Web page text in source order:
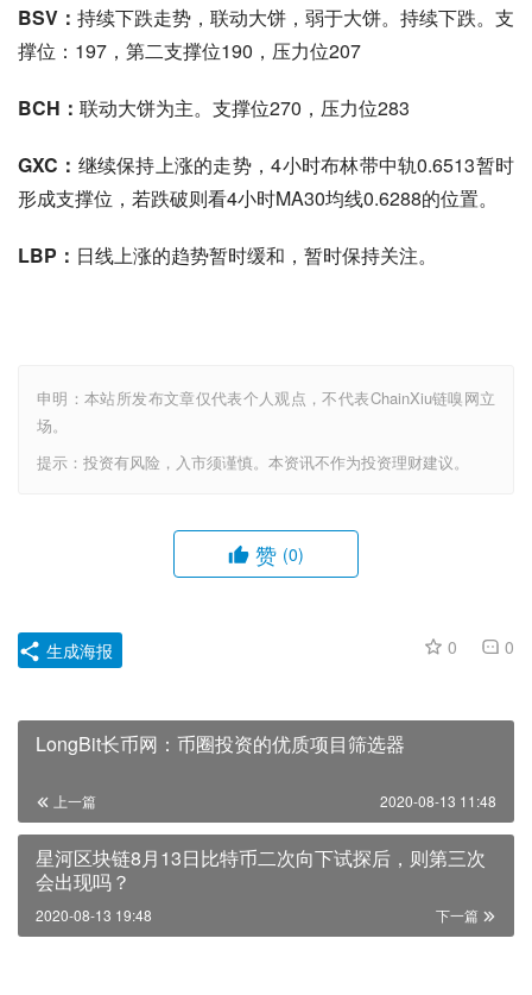
BSV： 持续下跌走势，联动大饼，弱于大饼。持续下跌。支
撑位：197，第二支撑位190，压力位207
BCH： 联动大饼为主。支撑位270，压力位283
GXC： 继续保持上涨的走势，4小时布林带中轨0.6513暂时
形成支撑位，若跌破则看4小时MA30均线0.6288的位置。
LBP： 日线上涨的趋势暂时缓和，暂时保持关注。
申明：本站所发布文章仅代表个人观点，不代表ChainXiu链嗅网立
场。
提示：投资有风险，入市须谨慎。本资讯不作为投资理财建议。
赞 (0)
0 0
生成海报
LongBit长币网：币圈投资的优质项目筛选器
上一篇 2020-08-13 11:48
星河区块链8月13日比特币二次向下试探后，则第三次
会出现吗？
下一篇
2020-08-13 19:48